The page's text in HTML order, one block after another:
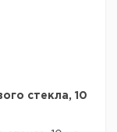
стекла, 10